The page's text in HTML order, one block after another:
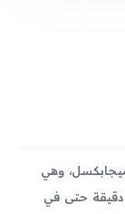
الجهاز مزودًا بكاميرا رئيسية تبلغ دقتها 50 ميجابكسل، وهي
حتى في